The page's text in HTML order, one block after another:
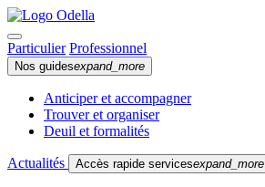
Particulier Professionnel
Nos guidesexpand_more
Anticiper et accompagner
Trouver et organiser
Deuil et formalités
Actualités Accès rapide servicesexpand_more